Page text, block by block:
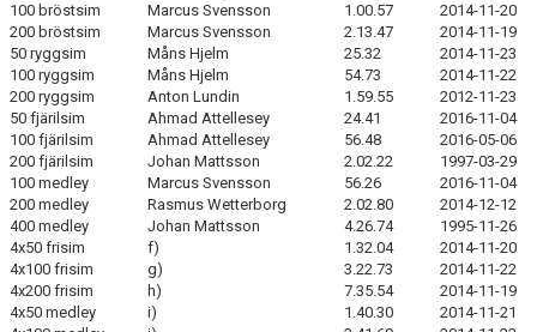
100 bröstsim
Marcus Svensson 1.00.57
2014-11-20
200 bröstsim
Marcus Svensson 2.13.47
2014-11-19
50 ryggsim
Måns Hjelm 25.32
2014-11-23
100 ryggsim
Måns Hjelm 54.73
2014-11-22
200 ryggsim
Anton Lundin 1.59.55
2012-11-23
50 fjärilsim
Ahmad Attellesey 24.41
2016-11-04
100 fjärilsim
Ahmad Attellesey 56.48
2016-05-06
200 fjärilsim
Johan Mattsson 2.02.22
1997-03-29
100 medley
Marcus Svensson 56.26
2016-11-04
200 medley
Rasmus Wetterborg 2.02.80
2014-12-12
400 medley
Johan Mattsson 4.26.74
1995-11-26
4x50 frisim
f) 1.32.04
2014-11-20
4x100 frisim
g) 3.22.73
2014-11-22
4x200 frisim
h) 7.35.54
2014-11-19
4x50 medley
i) 1.40.30
2014-11-21